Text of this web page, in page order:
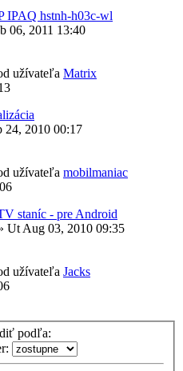
IPAQ hstnh-h03c-wl
06, 2011 13:40
užívateľa Matrix
24, 2010 00:17
užívateľa mobilmaniac
staníc - pre Android
Ut Aug 03, 2010 09:35
užívateľa Jacks
podľa: